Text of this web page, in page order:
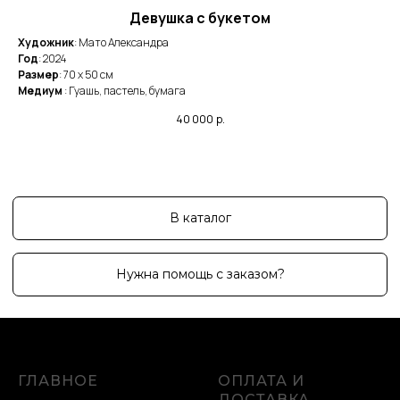
Девушка с букетом
Художник: Мато Александра
Год: 2024
Размер: 70 x 50 cм
Медиум : Гуашь, пастель, бумага
40 000 р.
ГЛАВНОЕ
ОПЛАТА И